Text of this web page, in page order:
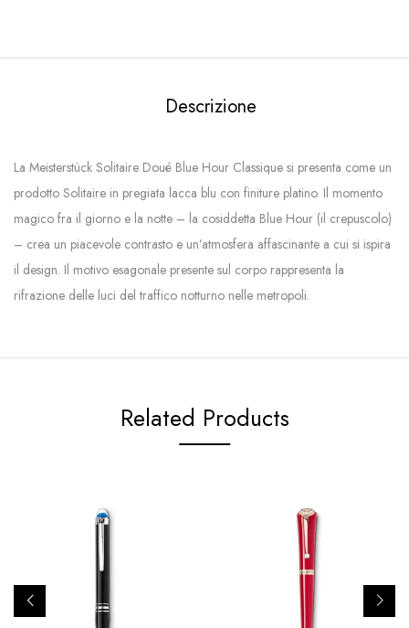
Descrizione
La Meisterstück Solitaire Doué Blue Hour Classique si presenta come un
prodotto Solitaire in pregiata lacca blu con finiture platino. Il momento
magico fra il giorno e la notte – la cosiddetta Blue Hour (il crepuscolo)
– crea un piacevole contrasto e un’atmosfera affascinante a cui si ispira
il design. Il motivo esagonale presente sul corpo rappresenta la
rifrazione delle luci del traffico notturno nelle metropoli.
Related Products